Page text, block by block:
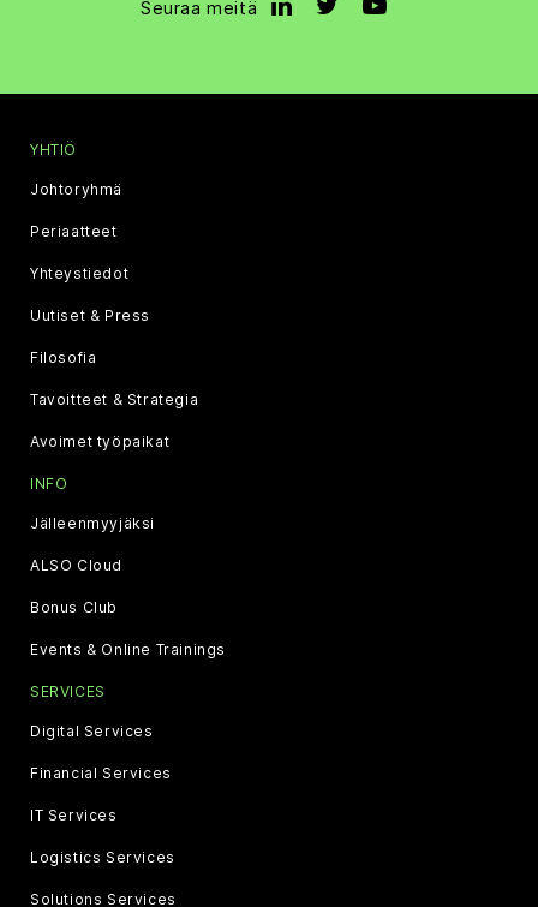
Seuraa meitä
YHTIÖ
Johtoryhmä
Periaatteet
Yhteystiedot
Uutiset & Press
Filosofia
Tavoitteet & Strategia
Avoimet työpaikat
INFO
Jälleenmyyjäksi
ALSO Cloud
Bonus Club
Events & Online Trainings
SERVICES
Digital Services
Financial Services
IT Services
Logistics Services
Solutions Services